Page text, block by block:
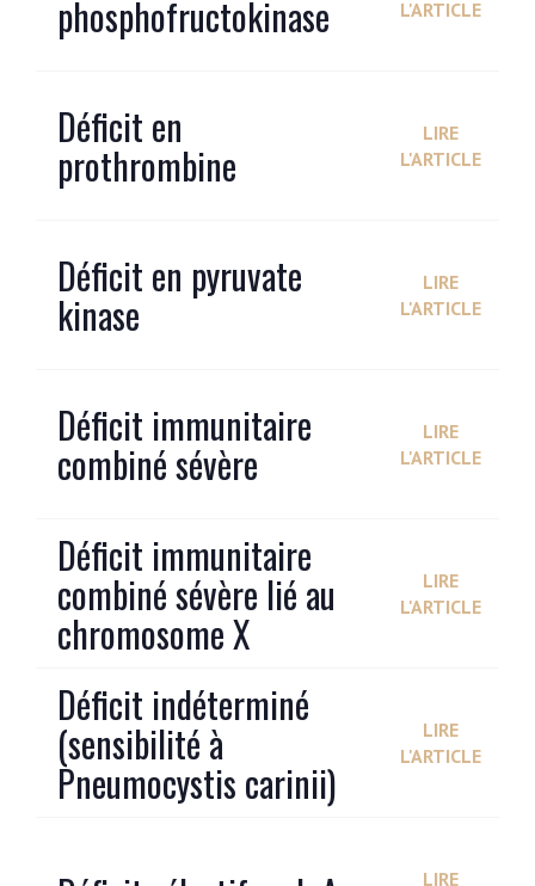
phosphofructokinase
L'ARTICLE
Déficit en
prothrombine
LIRE
L'ARTICLE
Déficit en pyruvate
kinase
LIRE
L'ARTICLE
Déficit immunitaire
combiné sévère
LIRE
L'ARTICLE
Déficit immunitaire
combiné sévère lié au
chromosome X
LIRE
L'ARTICLE
Déficit indéterminé
(sensibilité à
Pneumocystis carinii)
LIRE
L'ARTICLE
LIRE